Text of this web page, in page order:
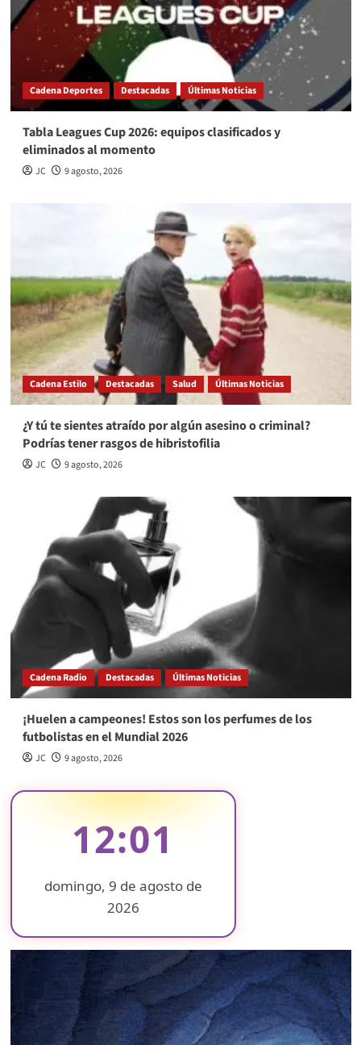
Cadena Deportes Destacadas Últimas Noticias
Tabla Leagues Cup 2026: equipos clasificados y
eliminados al momento
JC 9 agosto, 2026
Cadena Estilo Destacadas Salud Últimas Noticias
¿Y tú te sientes atraído por algún asesino o criminal?
Podrías tener rasgos de hibristofilia
JC 9 agosto, 2026
Cadena Radio Destacadas Últimas Noticias
¡Huelen a campeones! Estos son los perfumes de los
futbolistas en el Mundial 2026
JC 9 agosto, 2026
12:01
domingo, 9 de agosto de
2026
❄
❄
❄
❄
❄
❄
❄